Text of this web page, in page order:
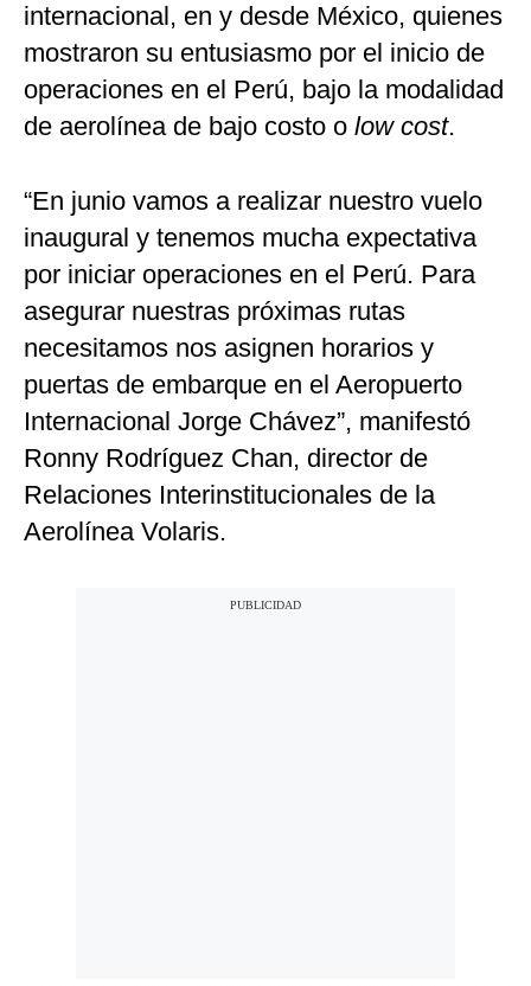
internacional, en y desde México, quienes
mostraron su entusiasmo por el inicio de
operaciones en el Perú, bajo la modalidad
de aerolínea de bajo costo o low cost.
“En junio vamos a realizar nuestro vuelo
inaugural y tenemos mucha expectativa
por iniciar operaciones en el Perú. Para
asegurar nuestras próximas rutas
necesitamos nos asignen horarios y
puertas de embarque en el Aeropuerto
Internacional Jorge Chávez”, manifestó
Ronny Rodríguez Chan, director de
Relaciones Interinstitucionales de la
Aerolínea Volaris.